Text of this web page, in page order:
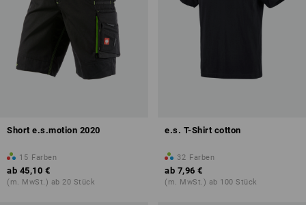
Short e.s.motion 2020
15 Farben
ab 45,10 €
(m. MwSt.) ab 20 Stück
e.s. T-Shirt cotton
32 Farben
ab 7,96 €
(m. MwSt.) ab 100 Stück